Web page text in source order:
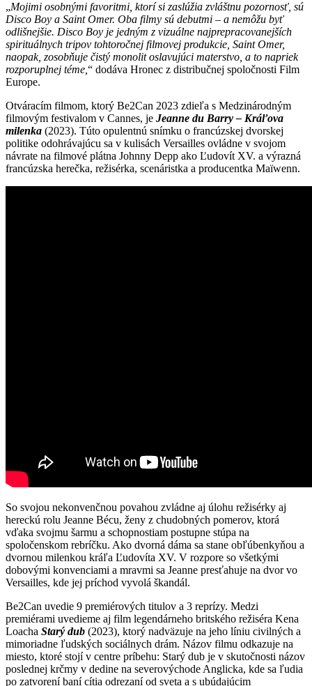
„Mojimi osobnými favoritmi, ktorí si zaslúžia zvláštnu pozornosť, sú
Disco Boy a Saint Omer. Oba filmy sú debutmi – a nemôžu byť
odlišnejšie. Disco Boy je jedným z vizuálne najprepracovanejších
spirituálnych tripov tohtoročnej filmovej produkcie, Saint Omer,
naopak, zosobňuje čistý monolit oslavujúci materstvo, a to napriek
rozporuplnej téme, “ dodáva Hronec z distribučnej spoločnosti Film
Europe.
Otváracím filmom, ktorý Be2Can 2023 zdieľa s Medzinárodným
filmovým festivalom v Cannes, je Jeanne du Barry – Kráľova
milenka (2023). Túto opulentnú snímku o francúzskej dvorskej
politike odohrávajúcu sa v kulisách Versailles ovládne v svojom
návrate na filmové plátna Johnny Depp ako Ľudovít XV. a výrazná
francúzska herečka, režisérka, scenáristka a producentka Maïwenn.
So svojou nekonvenčnou povahou zvládne aj úlohu režisérky aj
hereckú rolu Jeanne Bécu, ženy z chudobných pomerov, ktorá
vďaka svojmu šarmu a schopnostiam postupne stúpa na
spoločenskom rebríčku. Ako dvorná dáma sa stane obľúbenkyňou a
dvornou milenkou kráľa Ľudovíta XV. V rozpore so všetkými
dobovými konvenciami a mravmi sa Jeanne presťahuje na dvor vo
Versailles, kde jej príchod vyvolá škandál.
Be2Can uvedie 9 premiérových titulov a 3 reprízy. Medzi
premiérami uvedieme aj film legendárneho britského režiséra Kena
Loacha Starý dub (2023), ktorý nadväzuje na jeho líniu civilných a
mimoriadne ľudských sociálnych drám. Názov filmu odkazuje na
miesto, ktoré stojí v centre príbehu: Starý dub je v skutočnosti názov
poslednej krčmy v dedine na severovýchode Anglicka, kde sa ľudia
po zatvorení baní cítia odrezaní od sveta a s ubúdajúcim